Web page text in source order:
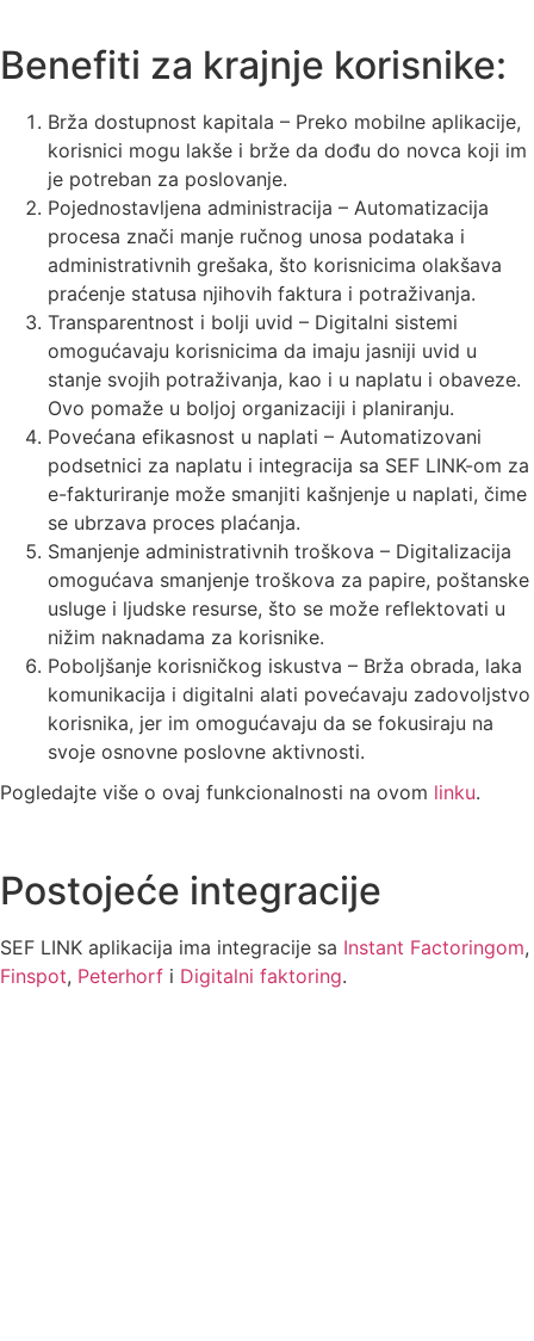
Benefiti za krajnje korisnike:
Brža dostupnost kapitala – Preko mobilne aplikacije,
korisnici mogu lakše i brže da dođu do novca koji im
je potreban za poslovanje.
Pojednostavljena administracija – Automatizacija
procesa znači manje ručnog unosa podataka i
administrativnih grešaka, što korisnicima olakšava
praćenje statusa njihovih faktura i potraživanja.
Transparentnost i bolji uvid – Digitalni sistemi
omogućavaju korisnicima da imaju jasniji uvid u
stanje svojih potraživanja, kao i u naplatu i obaveze.
Ovo pomaže u boljoj organizaciji i planiranju.
Povećana efikasnost u naplati – Automatizovani
podsetnici za naplatu i integracija sa SEF LINK-om za
e-fakturiranje može smanjiti kašnjenje u naplati, čime
se ubrzava proces plaćanja.
Smanjenje administrativnih troškova – Digitalizacija
omogućava smanjenje troškova za papire, poštanske
usluge i ljudske resurse, što se može reflektovati u
nižim naknadama za korisnike.
Poboljšanje korisničkog iskustva – Brža obrada, laka
komunikacija i digitalni alati povećavaju zadovoljstvo
korisnika, jer im omogućavaju da se fokusiraju na
svoje osnovne poslovne aktivnosti.
Pogledajte više o ovaj funkcionalnosti na ovom linku.
Postojeće integracije
SEF LINK aplikacija ima integracije sa Instant Factoringom,
Finspot, Peterhorf i Digitalni faktoring.